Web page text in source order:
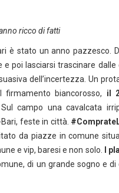
ricco di fatti
è stato un anno pazzesco.
e poi lasciarsi trascinare
dell’incertezza. Un
biancorosso, il
campo una cavalcata
feste in città.
da piazze in comune
e vip, baresi e non solo.
I
di un grande sogno e